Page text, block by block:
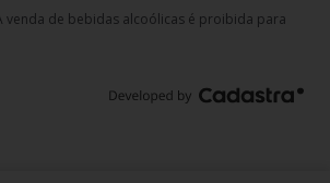
venda de bebidas alcoólicas é proibida para